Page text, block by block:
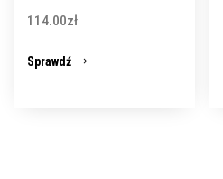
114.00zł
Sprawdź